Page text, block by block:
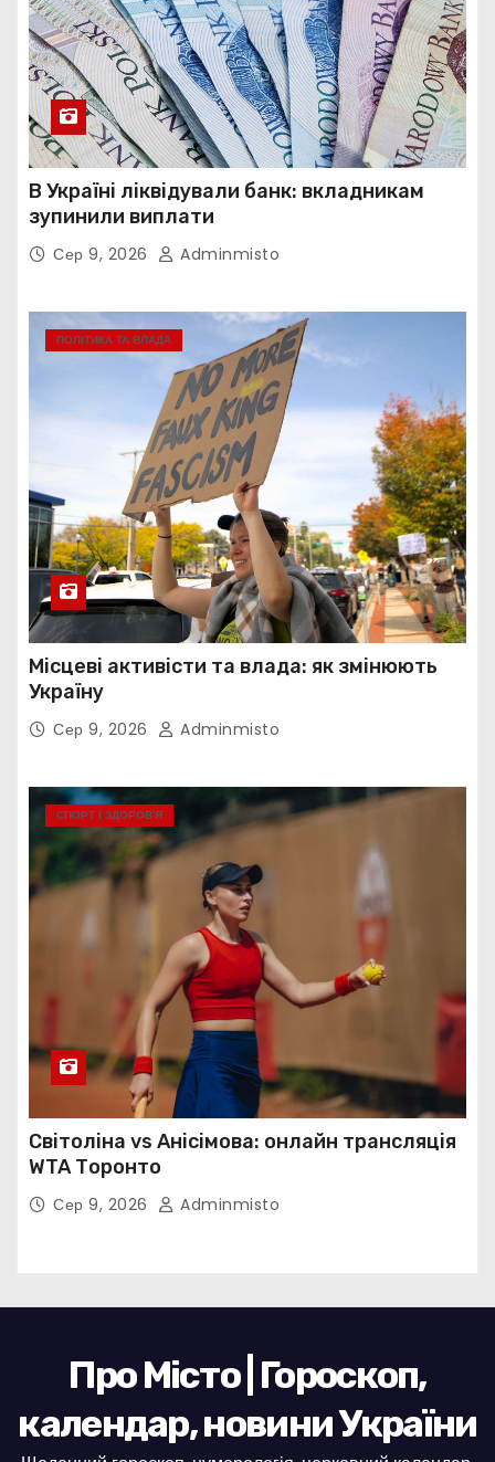
В Україні ліквідували банк: вкладникам
зупинили виплати
Сер 9, 2026 Adminmisto
ПОЛІТИКА ТА ВЛАДА
Місцеві активісти та влада: як змінюють
Україну
Сер 9, 2026 Adminmisto
СПОРТ І ЗДОРОВ’Я
Світоліна vs Анісімова: онлайн трансляція
WTA Торонто
Сер 9, 2026 Adminmisto
Про Місто | Гороскоп,
календар, новини України